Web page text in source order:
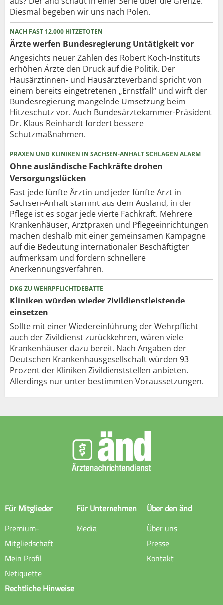
Diesmal begeben wir uns nach Polen.
NACH FAST 12.000 HITZETOTEN
Ärzte werfen Bundesregierung Untätigkeit vor
Angesichts neuer Zahlen des Robert Koch-Instituts
erhöhen Ärzte den Druck auf die Politik. Der
Hausärztinnen- und Hausärzteverband spricht von
einem bereits eingetretenen „Ernstfall“ und wirft der
Bundesregierung mangelnde Umsetzung beim
Hitzeschutz vor. Auch Bundesärztekammer-Präsident
Dr. Klaus Reinhardt fordert bessere
Schutzmaßnahmen.
PRAXEN UND KLINIKEN IN SACHSEN-ANHALT SCHLAGEN ALARM
Ohne ausländische Fachkräfte drohen
Versorgungslücken
Fast jede fünfte Ärztin und jeder fünfte Arzt in
Sachsen-Anhalt stammt aus dem Ausland, in der
Pflege ist es sogar jede vierte Fachkraft. Mehrere
Krankenhäuser, Arztpraxen und Pflegeeinrichtungen
machen deshalb mit einer gemeinsamen Kampagne
auf die Bedeutung internationaler Beschäftigter
aufmerksam und fordern schnellere
Anerkennungsverfahren.
DKG ZU WEHRPFLICHTDEBATTE
Kliniken würden wieder Zivildienstleistende
einsetzen
Sollte mit einer Wiedereinführung der Wehrpflicht
auch der Zivildienst zurückkehren, wären viele
Krankenhäuser dazu bereit. Nach Angaben der
Deutschen Krankenhausgesellschaft würden 93
Prozent der Kliniken Zivildienststellen anbieten.
Allerdings nur unter bestimmten Voraussetzungen.
Für Mitglieder
Premium-
Mitgliedschaft
Mein Profil
Netiquette
Für Unternehmen
Media
Über den änd
Über uns
Presse
Kontakt
Rechtliche Hinweise